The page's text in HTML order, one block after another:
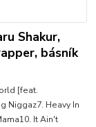
Shakur,
básník
[feat.
Niggaz7. Heavy In
It Ain't